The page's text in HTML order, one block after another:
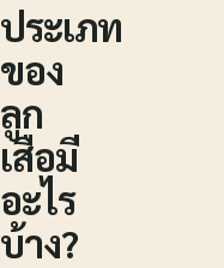
ประเภท
ของ
ลูก
เสือมี
อะไร
บ้าง?